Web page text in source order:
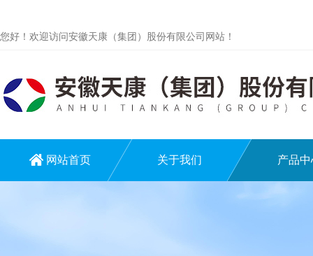
您好！欢迎访问安徽天康（集团）股份有限公司网站！
网站首页 关于我们 产品中